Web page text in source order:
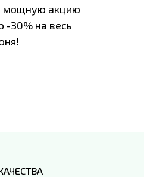
мощную акцию
-30% на весь